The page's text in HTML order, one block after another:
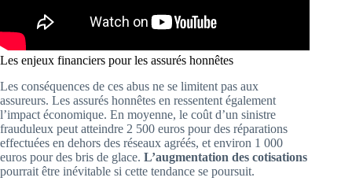
Les enjeux financiers pour les assurés honnêtes
Les conséquences de ces abus ne se limitent pas aux
assureurs. Les assurés honnêtes en ressentent également
l’impact économique. En moyenne, le coût d’un sinistre
frauduleux peut atteindre 2 500 euros pour des réparations
effectuées en dehors des réseaux agréés, et environ 1 000
euros pour des bris de glace. L’augmentation des cotisations
pourrait être inévitable si cette tendance se poursuit.